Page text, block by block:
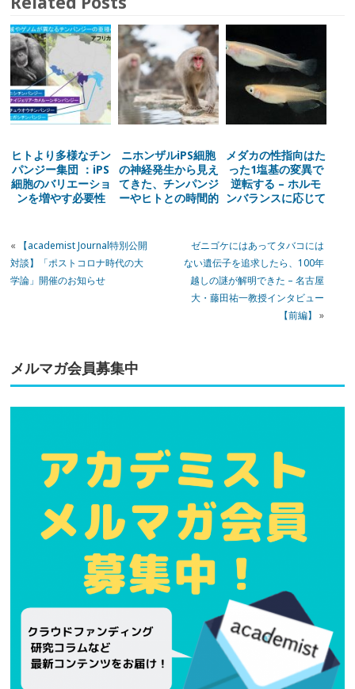
ヒトより多様なチン
パンジー集団 ：iPS
細胞のバリエーショ
ンを増やす必要性
ニホンザルiPS細胞
の神経発生から見え
てきた、チンパンジ
ーやヒトとの時間的
メダカの性指向はた
った1塩基の変異で
逆転する – ホルモ
ンバランスに応じて
«
【academist Journal特別公開
対談】「ポストコロナ時代の大
学論」開催のお知らせ
ゼニゴケにはあってタバコには
ない遺伝子を追求したら、100年
越しの謎が解明できた – 名古屋
大・藤田祐一教授インタビュー
【前編】 »
メルマガ会員募集中